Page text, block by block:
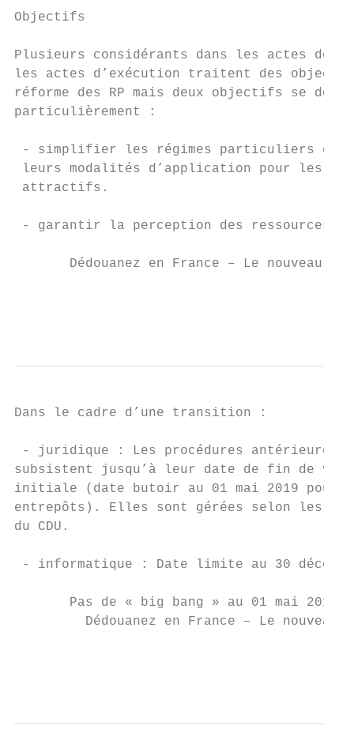
Objectifs
Plusieurs considérants dans les actes
les actes d’exécution traitent des
réforme des RP mais deux objectifs se
particulièrement :
- simplifier les régimes particuliers et
leurs modalités d’application pour les
attractifs.
- garantir la perception des ressources
Dédouanez en France – Le nouveau
Dans le cadre d’une transition :
- juridique : Les procédures antérieures
subsistent jusqu’à leur date de fin de
initiale (date butoir au 01 mai 2019 pour
entrepôts). Elles sont gérées selon les
du CDU.
- informatique : Date limite au 30
       Pas de « big bang » au 01 mai 2016
Dédouanez en France – Le nouveau